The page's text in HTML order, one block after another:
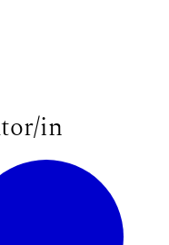
in